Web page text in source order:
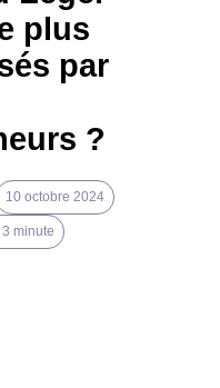
plus
par
?
10 octobre 2024
minute